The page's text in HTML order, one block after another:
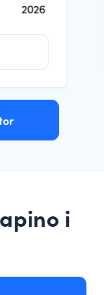
2026
i